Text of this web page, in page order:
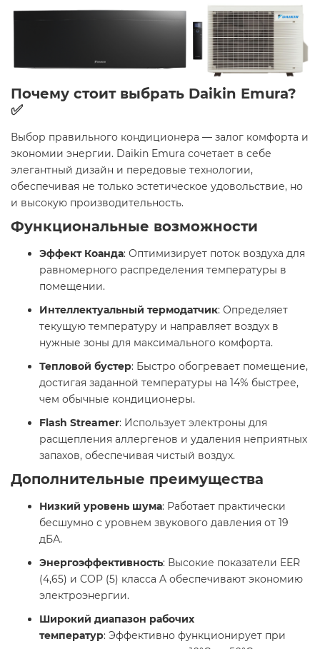
Почему стоит выбрать Daikin Emura?
✅
Выбор правильного кондиционера — залог комфорта и
экономии энергии. Daikin Emura сочетает в себе
элегантный дизайн и передовые технологии,
обеспечивая не только эстетическое удовольствие, но
и высокую производительность.​
Функциональные возможности
Эффект Коанда: Оптимизирует поток воздуха для
равномерного распределения температуры в
помещении.​
Интеллектуальный термодатчик: Определяет
текущую температуру и направляет воздух в
нужные зоны для максимального комфорта.​
Тепловой бустер: Быстро обогревает помещение,
достигая заданной температуры на 14% быстрее,
чем обычные кондиционеры.​
Flash Streamer: Использует электроны для
расщепления аллергенов и удаления неприятных
запахов, обеспечивая чистый воздух.​
Дополнительные преимущества
Низкий уровень шума: Работает практически
бесшумно с уровнем звукового давления от 19
дБА.​
Энергоэффективность: Высокие показатели EER
(4,65) и COP (5) класса A обеспечивают экономию
электроэнергии.​
Широкий диапазон рабочих
температур: Эффективно функционирует при